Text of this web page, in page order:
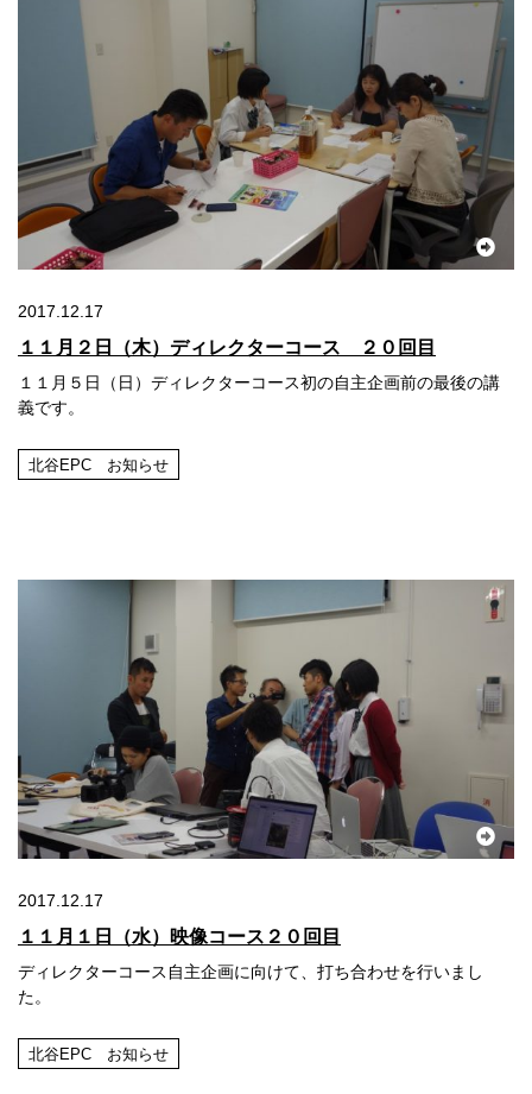
2017.12.17
１１月２日（木）ディレクターコース ２０回目
１１月５日（日）ディレクターコース初の自主企画前の最後の講
義です。
北谷EPC お知らせ
2017.12.17
１１月１日（水）映像コース２０回目
ディレクターコース自主企画に向けて、打ち合わせを行いまし
た。
北谷EPC お知らせ